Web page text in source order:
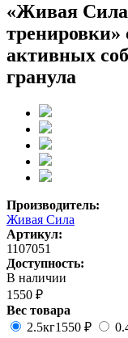
«Живая
тренировки»
активных
гранула
Производитель:
Живая Сила
Артикул:
1107051
Доступность:
В наличии
1550 ₽
Вес товара
2.5кг1550 ₽